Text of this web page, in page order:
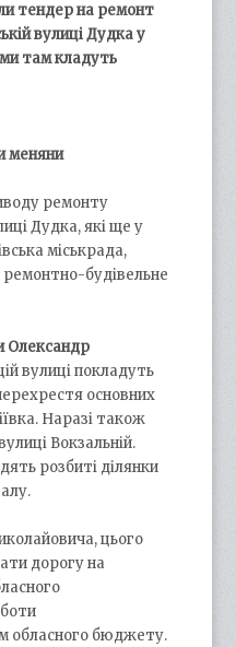
тендер на ремонт
вулиці Дудка у
там кладуть
меняни
ремонту
Дудка, які ще у
міськрада,
будівельне
Олександр
вулиці покладуть
основних
Наразі також
Вокзальній.
розбиті ділянки
цього
дорогу на
обласного бюджету.